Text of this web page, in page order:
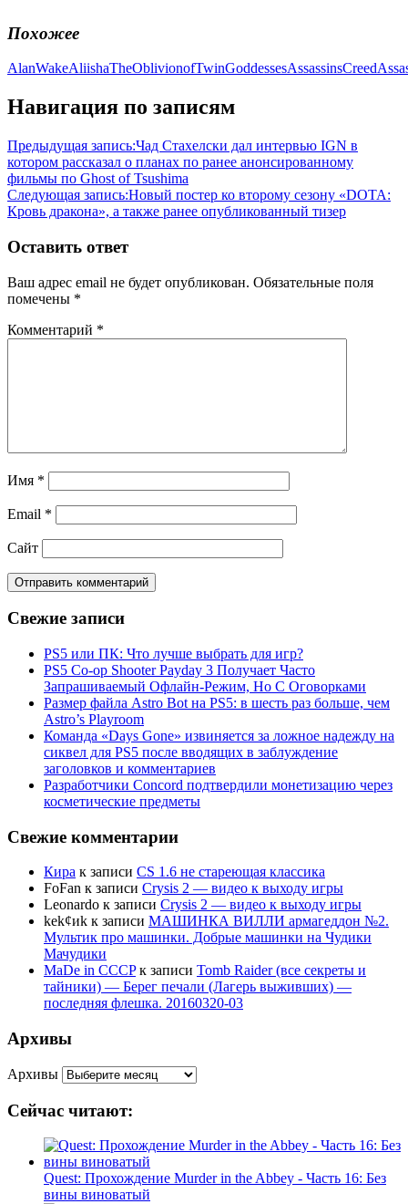
Похожее
AlanWakeAliishaTheOblivionofTwinGoddessesAssassinsCreed
Навигация по записям
Предыдущая запись:Чад Стахелски дал интервью IGN в
котором рассказал о планах по ранее анонсированному
фильмы по Ghost of Tsushima
Следующая запись:Новый постер ко второму сезону «DOTA:
Кровь дракона», а также ранее опубликованный тизер
Оставить ответ
Ваш адрес email не будет опубликован. Обязательные поля
помечены *
Комментарий *
Имя *
Email *
Сайт
Свежие записи
PS5 или ПК: Что лучше выбрать для игр?
PS5 Co-op Shooter Payday 3 Получает Часто
Запрашиваемый Офлайн-Режим, Но С Оговорками
Размер файла Astro Bot на PS5: в шесть раз больше, чем
Astro’s Playroom
Команда «Days Gone» извиняется за ложное надежду на
сиквел для PS5 после вводящих в заблуждение
заголовков и комментариев
Разработчики Concord подтвердили монетизацию через
косметические предметы
Свежие комментарии
Кира к записи CS 1.6 не стареющая классика
FoFan к записи Crysis 2 — видео к выходу игры
Leonardo к записи Crysis 2 — видео к выходу игры
kek¢иk к записи МАШИНКА ВИЛЛИ армагеддон №2.
Мультик про машинки. Добрые машинки на Чудики
Мачудики
MaDe in CCCPк записи Tomb Raider (все секреты и
тайники) — Берег печали (Лагерь выживших) —
последняя флешка. 20160320-03
Архивы
Архивы
Сейчас читают:
Quest: Прохождение Murder in the Abbey - Часть 16: Без
вины виноватый